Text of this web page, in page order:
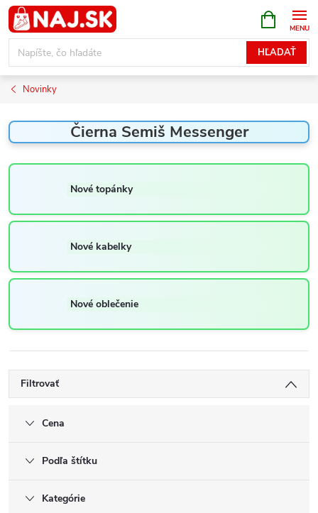
Prejsť
na
obsah
HĽADAŤ
KOŠÍK
Novinky
Čierna Semiš Messenger
Nové topánky
Nové kabelky
Nové oblečenie
Filtrovať
Cena
Podľa štítku
Kategórie